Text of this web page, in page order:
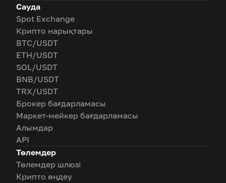
Сауда
Spot Exchange
Крипто нарықтары
BTC/USDT
ETH/USDT
SOL/USDT
BNB/USDT
TRX/USDT
Брокер бағдарламасы
Маркет-мейкер бағдарламасы
Алымдар
API
Төлемдер
Төлемдер шлюзі
Крипто өңдеу